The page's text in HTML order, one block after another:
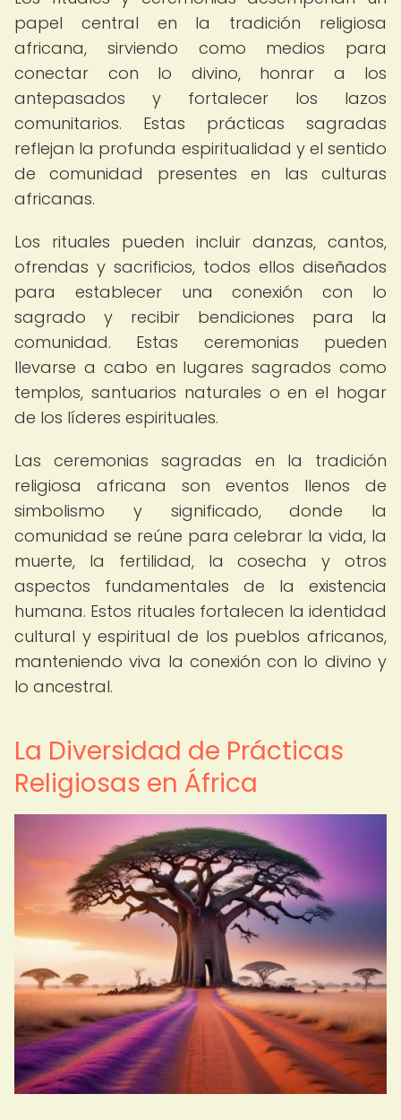
papel central en la tradición religiosa
africana, sirviendo como medios para
conectar con lo divino, honrar a los
antepasados y fortalecer los lazos
comunitarios. Estas prácticas sagradas
reflejan la profunda espiritualidad y el sentido
de comunidad presentes en las culturas
africanas.
Los rituales pueden incluir danzas, cantos,
ofrendas y sacrificios, todos ellos diseñados
para establecer una conexión con lo
sagrado y recibir bendiciones para la
comunidad. Estas ceremonias pueden
llevarse a cabo en lugares sagrados como
templos, santuarios naturales o en el hogar
de los líderes espirituales.
Las ceremonias sagradas en la tradición
religiosa africana son eventos llenos de
simbolismo y significado, donde la
comunidad se reúne para celebrar la vida, la
muerte, la fertilidad, la cosecha y otros
aspectos fundamentales de la existencia
humana. Estos rituales fortalecen la identidad
cultural y espiritual de los pueblos africanos,
manteniendo viva la conexión con lo divino y
lo ancestral.
La Diversidad de Prácticas
Religiosas en África